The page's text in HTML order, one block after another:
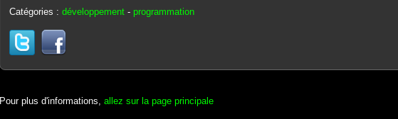
Catégories : développement- programmation
Pour plus d'informations, allez sur la page principale